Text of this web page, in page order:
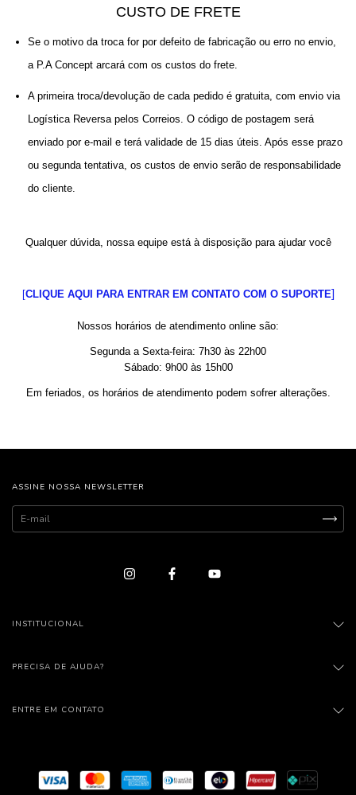
CUSTO DE FRETE
Se o motivo da troca for por defeito de fabricação ou erro no envio,
a P.A Concept arcará com os custos do frete.
A primeira troca/devolução de cada pedido é gratuita, com envio via
Logística Reversa pelos Correios. O código de postagem será
enviado por e-mail e terá validade de 15 dias úteis. Após esse prazo
ou segunda tentativa, os custos de envio serão de responsabilidade
do cliente.
Qualquer dúvida, nossa equipe está à disposição para ajudar você
[CLIQUE AQUI PARA ENTRAR EM CONTATO COM O SUPORTE]
Nossos horários de atendimento online são:
Segunda a Sexta-feira: 7h30 às 22h00
Sábado: 9h00 às 15h00
Em feriados, os horários de atendimento podem sofrer alterações.
ASSINE NOSSA NEWSLETTER
INSTITUCIONAL
PRECISA DE AJUDA?
ENTRE EM CONTATO